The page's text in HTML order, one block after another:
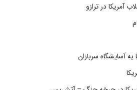
آمریکا در ترازو
آسایشگاه سربازان